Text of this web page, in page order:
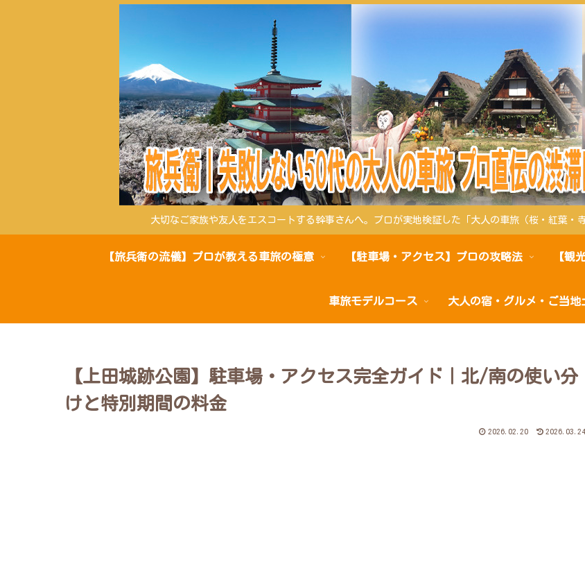
大切なご家族や友人をエスコートする幹事さんへ。プロが実地検証した「大人の車旅（桜・紅葉・
【旅兵衛の流儀】プロが教える車旅の極意 【駐車場・アクセス】プロの攻略法 【観
車旅モデルコース 大人の宿・グルメ・ご当地
【上田城跡公園】駐車場・アクセス完全ガイド｜北/南の使い分
けと特別期間の料金
2026.02.20 2026.03.24